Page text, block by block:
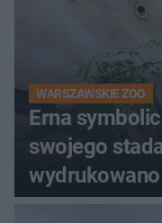
WARSZAWSKIE ZOO
Erna
swojego